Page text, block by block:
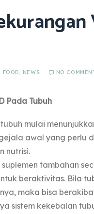
FOOD, NEWS NO
Pada Tubuh
mulai
awal yang perlu
nutrisi.
tambahan
beraktivitas. Bila
maka bisa
sistem kekebalan